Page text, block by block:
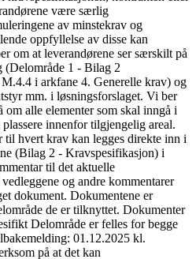
være særlig
av minstekrav og
oppfyllelse av disse kan
om at leverandørene ser særskilt på
(Delområde 1 - Bilag 2
i arkfane 4. Generelle krav) og
mm. i løsningsforslaget. Vi ber
alle elementer som skal inngå i
innenfor tilgjengelig areal.
til hvert krav kan legges direkte inn i
(Bilag 2 - Kravspesifikasjon) i
til det aktuelle
og andre kommentarer
dokument. Dokumentene er
de er tilknyttet. Dokumenter
Delområde er felles for begge
01.12.2025 kl.
på at det kan